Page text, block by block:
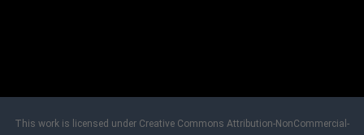
This work is licensed under Creative Commons Attribution-NonCommercial-